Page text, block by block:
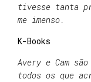
tivesse tanta
me imenso.
K-Books
Avery e Cam
todos os que